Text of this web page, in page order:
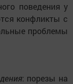
поведения у
конфликты с
проблемы
: порезы на